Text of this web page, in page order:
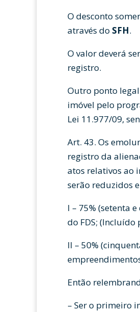
O desconto
através do SFH.
O valor deverá
registro.
Outro ponto
imóvel pelo
Lei 11.977/09,
Art. 43. Os
registro da
atos relativos ao
serão reduzidos
I – 75% (setenta
do FDS; (Incluído
II – 50%
Então
– Ser o primeiro